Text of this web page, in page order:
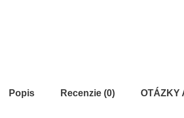
Popis Recenzie (0) OTÁZKY